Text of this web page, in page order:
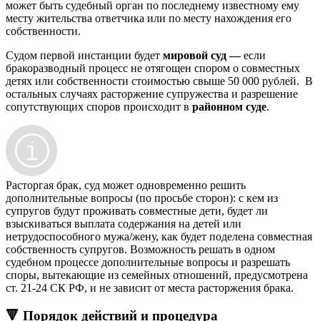
может быть судебный орган по последнему известному ему
месту жительства ответчика или по месту нахождения его
собственности.
Судом первой инстанции будет мировой суд —если
бракоразводный процесс не отягощен спором о совместных
детях или собственности стоимостью свыше 50 000 рублей. В
остальных случаях расторжение супружества и разрешение
сопутствующих споров происходит в районном суде.
Расторгая брак, суд может одновременно решить
дополнительные вопросы (по просьбе сторон): с кем из
супругов будут проживать совместные дети, будет ли
взыскиваться выплата содержания на детей или
нетрудоспособного мужа/жену, как будет поделена совместная
собственность супругов. Возможность решать в одном
судебном процессе дополнительные вопросы и разрешать
споры, вытекающие из семейных отношений, предусмотрена
ст. 21-24 СК РФ, и не зависит от места расторжения брака.
🔻 Порядок действий и процедура